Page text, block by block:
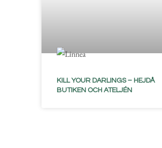
KILL YOUR DARLINGS – HEJDÅ
BUTIKEN OCH ATELJÉN